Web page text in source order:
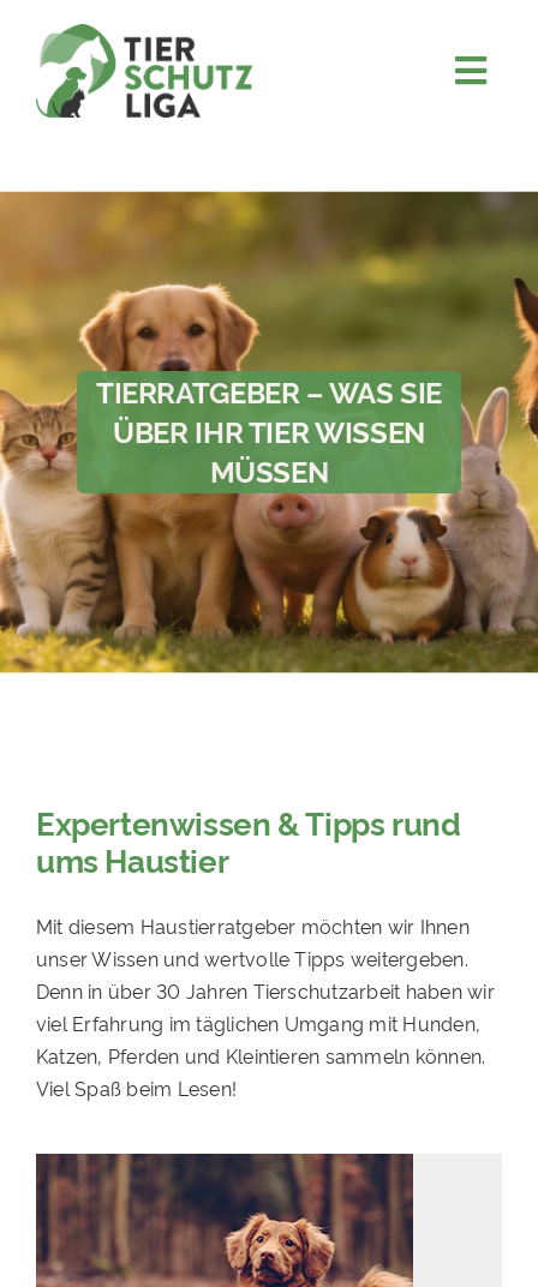
content
FÖRDERN & VERERBEN
KOOPERATIONEN
4KIDS
TIERHEIMTIERE
TIERHEIME
PATENSCHAFTEN
HELFER WERDEN
RATGEBER
TIERRATGEBER – WAS SIE
ÜBER IHR TIER WISSEN
MÜSSEN
Expertenwissen & Tipps rund
ums Haustier
Mit diesem Haustierratgeber möchten wir Ihnen
unser Wissen und wertvolle Tipps weitergeben.
Denn in über 30 Jahren Tierschutzarbeit haben wir
viel Erfahrung im täglichen Umgang mit Hunden,
Katzen, Pferden und Kleintieren sammeln können.
Viel Spaß beim Lesen!